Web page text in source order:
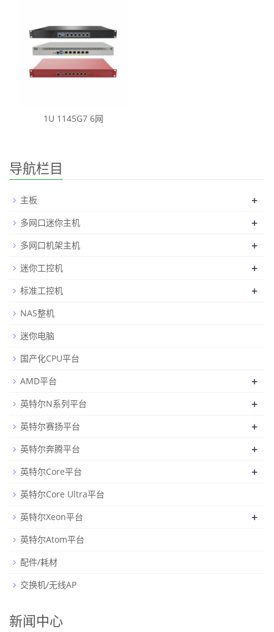
1U 1145G7 6网
导航栏目
主板 +
多网口迷你主机 +
多网口机架主机 +
迷你工控机 +
标准工控机 +
NAS整机
迷你电脑
国产化CPU平台
AMD平台
+
英特尔N系列平台 +
英特尔赛扬平台 +
英特尔奔腾平台 +
英特尔Core平台 +
英特尔Core Ultra平台
英特尔Xeon平台
+
英特尔Atom平台
配件/耗材
交换机/无线AP
新闻中心